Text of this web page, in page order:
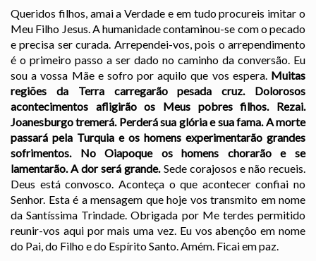
Queridos filhos, amai a Verdade e em tudo procureis imitar o
Meu Filho Jesus. A humanidade contaminou-se com o pecado
e precisa ser curada. Arrependei-vos, pois o arrependimento
é o primeiro passo a ser dado no caminho da conversão. Eu
sou a vossa Mãe e sofro por aquilo que vos espera. Muitas
regiões da Terra carregarão pesada cruz. Dolorosos
acontecimentos afligirão os Meus pobres filhos. Rezai.
Joanesburgo tremerá. Perderá sua glória e sua fama. A morte
passará pela Turquia e os homens experimentarão grandes
sofrimentos. No Oiapoque os homens chorarão e se
lamentarão. A dor será grande.Sede corajosos e não recueis.
Deus está convosco. Aconteça o que acontecer confiai no
Senhor. Esta é a mensagem que hoje vos transmito em nome
da Santíssima Trindade. Obrigada por Me terdes permitido
reunir-vos aqui por mais uma vez. Eu vos abençôo em nome
do Pai, do Filho e do Espírito Santo. Amém. Ficai em paz.